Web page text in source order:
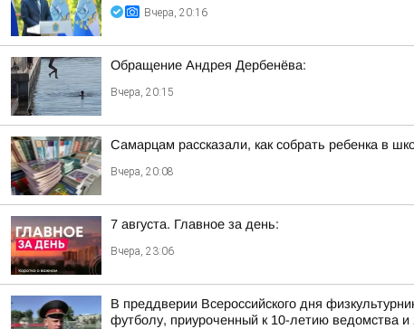
Вчера, 20:16
Обращение Андрея Дербенёва:
Вчера, 20:15
Самарцам рассказали, как собрать ребенка в
Вчера, 20:08
7 августа. Главное за день:
Вчера, 23:06
В преддверии Всероссийского дня
футболу, приуроченный к 10-летию ведомства и